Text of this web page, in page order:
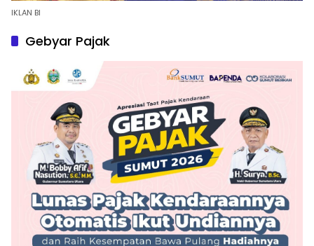
IKLAN BI
Gebyar Pajak